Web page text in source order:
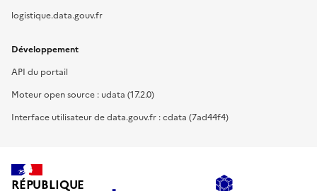
logistique.data.gouv.fr
Développement
API du portail
Moteur open source : udata (17.2.0)
Interface utilisateur de data.gouv.fr : cdata (7ad44f4)
RÉPUBLIQUE